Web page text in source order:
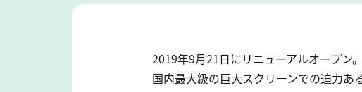
2019年9月21日にリニューアルオープン。
国内最大級の巨大スクリーンでの迫力あ